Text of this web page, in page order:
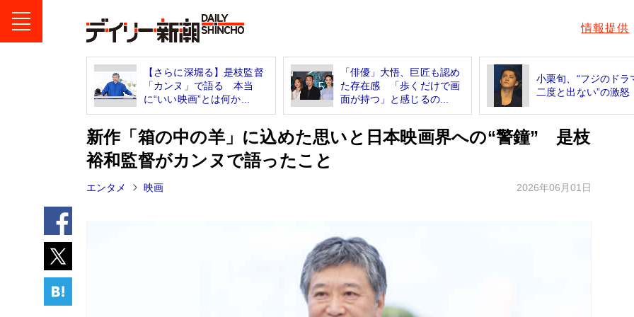
情報提供
【さらに深堀る】是枝監督
「カンヌ」で語る 本当
に“いい映画”とは何か...
「俳優」大悟、巨匠も認め
た存在感 「歩くだけで画
面が持つ」と感じるの...
小栗旬、“フジのドラ
二度と出ない”の激怒
新作「箱の中の羊」に込めた思いと日本映画界への“警鐘” 是枝
裕和監督がカンヌで語ったこと
エンタメ 映画 2026年06月01日